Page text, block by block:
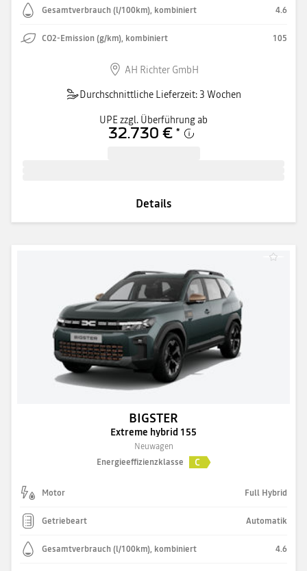
Gesamtverbrauch (l/100km), kombiniert 4.6
CO2-Emission (g/km), kombiniert 105
AH Richter GmbH
Durchschnittliche Lieferzeit: 3 Wochen
UPE zzgl. Überführung ab
32.730 € *
Details
BIGSTER
Extreme hybrid 155
Neuwagen
Energieeffizienzklasse
C
Motor Full Hybrid
Getriebeart Automatik
Gesamtverbrauch (l/100km), kombiniert 4.6